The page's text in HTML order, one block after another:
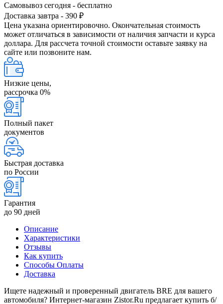
Самовывоз сегодня - бесплатно
Доставка завтра - 390 ₽
Цена указана ориентировочно. Окончательная стоимость
может отличаться в зависимости от наличия запчасти и курса
доллара. Для рассчета точной стоимости оставьте заявку на
сайте или позвоните нам.
Низкие цены,
рассрочка 0%
Полный пакет
документов
Быстрая доставка
по России
Гарантия
до 90 дней
Описание
Характеристики
Отзывы
Как купить
Способы Оплаты
Доставка
Ищете надежный и проверенный двигатель BRE для вашего
автомобиля? Интернет-магазин Zistor.Ru предлагает купить б/